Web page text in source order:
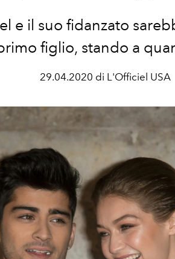
e il suo fidanzato
figlio, stando a
29.04.2020 di L'Officiel USA